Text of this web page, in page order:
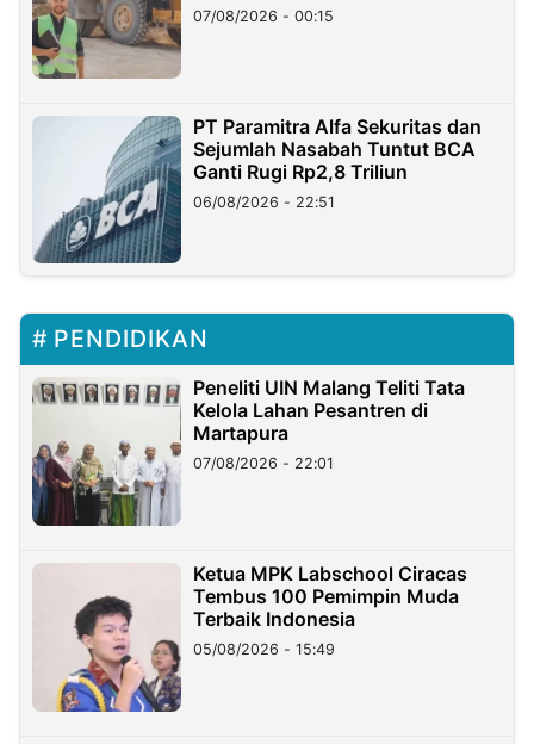
07/08/2026 - 00:15
PT Paramitra Alfa Sekuritas dan
Sejumlah Nasabah Tuntut BCA
Ganti Rugi Rp2,8 Triliun
06/08/2026 - 22:51
PENDIDIKAN
Peneliti UIN Malang Teliti Tata
Kelola Lahan Pesantren di
Martapura
07/08/2026 - 22:01
Ketua MPK Labschool Ciracas
Tembus 100 Pemimpin Muda
Terbaik Indonesia
05/08/2026 - 15:49